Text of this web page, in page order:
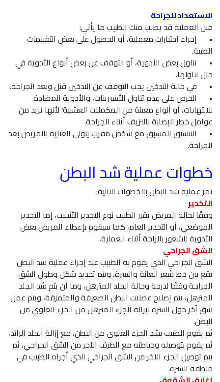
الاستعداد للجراحة
قبل العملية قد يطلب منك الطبيب ما يأتي:
•
إجراء اختبارات معملية، أو الحصول على بعض التقييمات
الطبية.
•
تناول بعض الأدوية، أو التوقف عن بعض أنواع الأدوية في
حال تناولها.
•
في حالة التدخين يجب التوقف عن التدخين قبل وبعد الجراحة.
•
الحرص على عدم تناول الأسبرينات، والأدوية المضادة
للالتهابات، أو أنواع معينة من المكملات العشبية؛ لأنها تزيد من
عوامل خطر الإصابة بالنزيف أثناء الجراحة.
•
التنسيق المسبق مع شخص مقرب يتولى العناية بالمريض بعد
الجراحة.
خطوات عملية شد البطن
تمر عملية شد البطن بالخطوات التالية:
التخدير
وفقًا لحالة المريض يقرر الطبيب نوع التخدير الأنسب، إما التخدير
الموضعي، أو التخدير العام، كما سيقوم بإعطاء المريض بعض
الأدوية للشعور بالراحة أثناء العملية.
الشق الجراحي
الشق الجراحي الذي يقوم به الطبيب عند إجراء عملية شد البطن
يقع بين خط شعر العانة والسرة، ويتم تحديد شكل وطول الشق
الجراحة وفقًا لدرجة وحالة الجلد المترهل، وما أن يتم شد الجلد
المترهل، يتم إصلاح عضلات البطن الضعيفة والمتمزقة، ويتم عمل
شق آخر حول السرة لإزالة الجزء المترهل من الجزء العلوي من
البطن.
ثم يقوم الطبيب بشد الجزء العلوي من البطن، مع إزالة الجلد الزائد،
ثم يقوم بتوصيله وخياطته مع الطرف الآخر من الشق الجراحي، ثم
يتم توصيل الجزء الآخر من الشق الجراحي الذي أجراه الطبيب في
منطقة السرة.